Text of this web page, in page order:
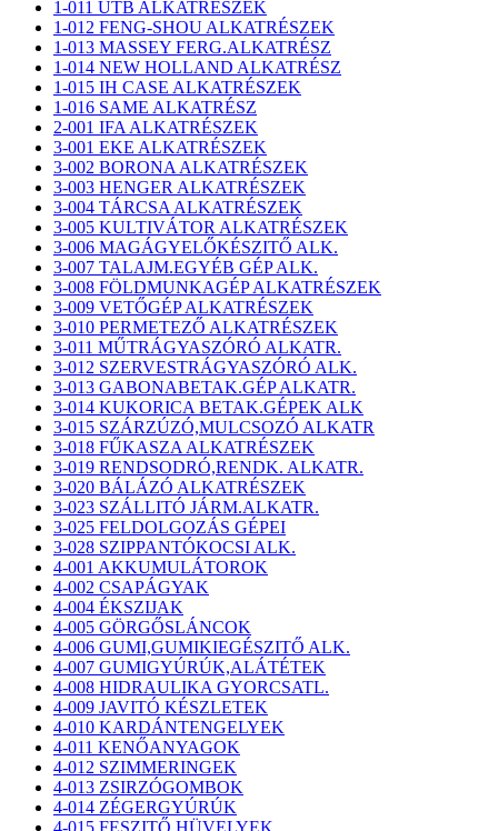
1-011 UTB ALKATRÉSZEK
1-012 FENG-SHOU ALKATRÉSZEK
1-013 MASSEY FERG.ALKATRÉSZ
1-014 NEW HOLLAND ALKATRÉSZ
1-015 IH CASE ALKATRÉSZEK
1-016 SAME ALKATRÉSZ
2-001 IFA ALKATRÉSZEK
3-001 EKE ALKATRÉSZEK
3-002 BORONA ALKATRÉSZEK
3-003 HENGER ALKATRÉSZEK
3-004 TÁRCSA ALKATRÉSZEK
3-005 KULTIVÁTOR ALKATRÉSZEK
3-006 MAGÁGYELŐKÉSZITŐ ALK.
3-007 TALAJM.EGYÉB GÉP ALK.
3-008 FÖLDMUNKAGÉP ALKATRÉSZEK
3-009 VETŐGÉP ALKATRÉSZEK
3-010 PERMETEZŐ ALKATRÉSZEK
3-011 MŰTRÁGYASZÓRÓ ALKATR.
3-012 SZERVESTRÁGYASZÓRÓ ALK.
3-013 GABONABETAK.GÉP ALKATR.
3-014 KUKORICA BETAK.GÉPEK ALK
3-015 SZÁRZÚZÓ,MULCSOZÓ ALKATR
3-018 FŰKASZA ALKATRÉSZEK
3-019 RENDSODRÓ,RENDK. ALKATR.
3-020 BÁLÁZÓ ALKATRÉSZEK
3-023 SZÁLLITÓ JÁRM.ALKATR.
3-025 FELDOLGOZÁS GÉPEI
3-028 SZIPPANTÓKOCSI ALK.
4-001 AKKUMULÁTOROK
4-002 CSAPÁGYAK
4-004 ÉKSZIJAK
4-005 GÖRGŐSLÁNCOK
4-006 GUMI,GUMIKIEGÉSZITŐ ALK.
4-007 GUMIGYÚRÚK,ALÁTÉTEK
4-008 HIDRAULIKA GYORCSATL.
4-009 JAVITÓ KÉSZLETEK
4-010 KARDÁNTENGELYEK
4-011 KENŐANYAGOK
4-012 SZIMMERINGEK
4-013 ZSIRZÓGOMBOK
4-014 ZÉGERGYÚRÚK
4-015 FESZITŐ HÜVELYEK